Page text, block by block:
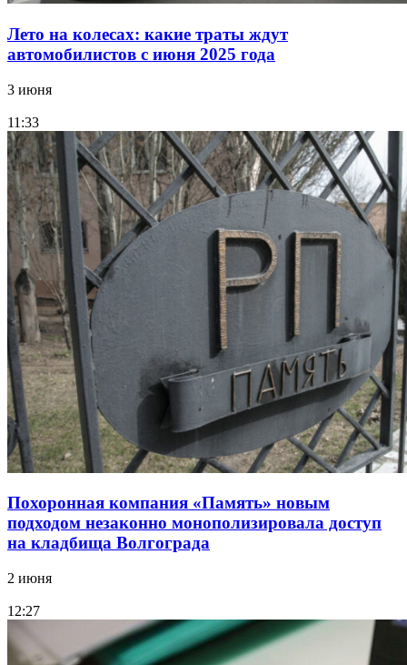
Лето на колесах: какие траты ждут
автомобилистов с июня 2025 года
3 июня
11:33
Похоронная компания «Память» новым
подходом незаконно монополизировала доступ
на кладбища Волгограда
2 июня
12:27